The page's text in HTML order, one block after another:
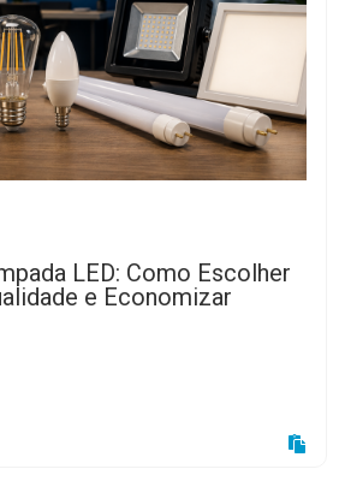
LED: Como Escolher
e Economizar